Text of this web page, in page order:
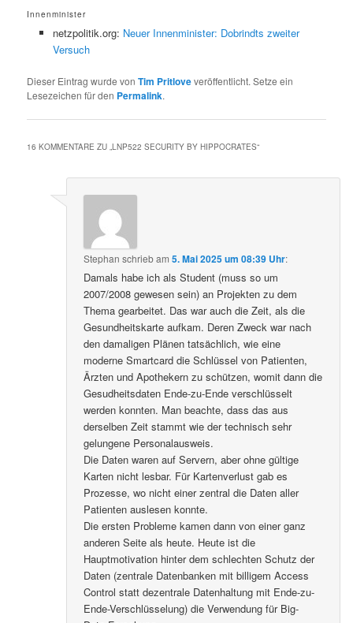
Innenminister
netzpolitik.org: Neuer Innenminister: Dobrindts zweiter
Versuch
Dieser Eintrag wurde vonTim Pritloveveröffentlicht. Setze ein
Lesezeichen für den Permalink.
16 KOMMENTARE ZU „LNP522 SECURITY BY HIPPOCRATES“
Stephan schriebam5. Mai 2025 um 08:39 Uhr:
Damals habe ich als Student (muss so um
2007/2008 gewesen sein) an Projekten zu dem
Thema gearbeitet. Das war auch die Zeit, als die
Gesundheitskarte aufkam. Deren Zweck war nach
den damaligen Plänen tatsächlich, wie eine
moderne Smartcard die Schlüssel von Patienten,
Ärzten und Apothekern zu schützen, womit dann die
Gesudheitsdaten Ende-zu-Ende verschlüsselt
werden konnten. Man beachte, dass das aus
derselben Zeit stammt wie der technisch sehr
gelungene Personalausweis.
Die Daten waren auf Servern, aber ohne gültige
Karten nicht lesbar. Für Kartenverlust gab es
Prozesse, wo nicht einer zentral die Daten aller
Patienten auslesen konnte.
Die ersten Probleme kamen dann von einer ganz
anderen Seite als heute. Heute ist die
Hauptmotivation hinter dem schlechten Schutz der
Daten (zentrale Datenbanken mit billigem Access
Control statt dezentrale Datenhaltung mit Ende-zu-
Ende-Verschlüsselung) die Verwendung für Big-